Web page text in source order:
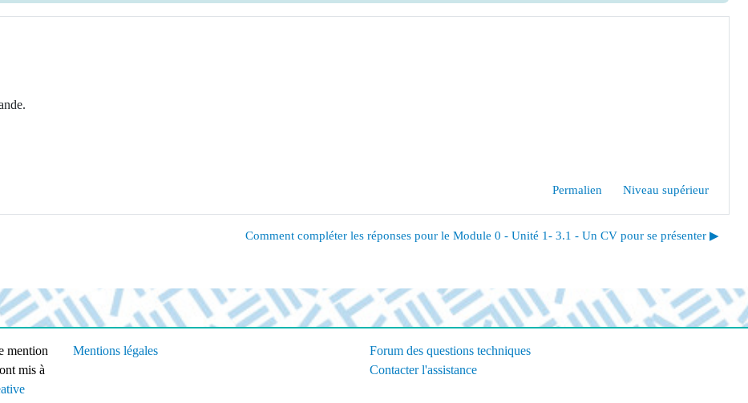
Permalien Niveau supérieur
Comment compléter les réponses pour le Module 0 - Unité 1- 3.1 - Un CV pour se présenter ▶︎
mention
mis à
Mentions légales
Forum des questions techniques
Contacter l'assistance